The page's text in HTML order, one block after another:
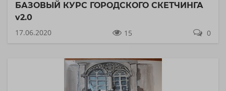
БАЗОВЫЙ КУРС ГОРОДСКОГО СКЕТЧИНГА
v2.0
17.06.2020
15 0